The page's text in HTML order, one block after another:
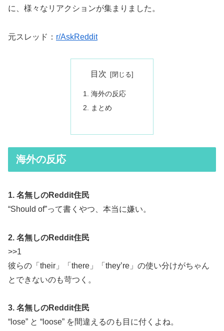
に、様々なリアクションが集まりました。
元スレッド： r/AskReddit
目次
海外の反応
まとめ
海外の反応
1. 名無しのReddit住民
“Should of”って書くやつ、本当に嫌い。
2. 名無しのReddit住民
>>1
彼らの「their」「there」「they’re」の使い分けがちゃん
とできないのも苛つく。
3. 名無しのReddit住民
“lose” と “loose” を間違えるのも目に付くよね。